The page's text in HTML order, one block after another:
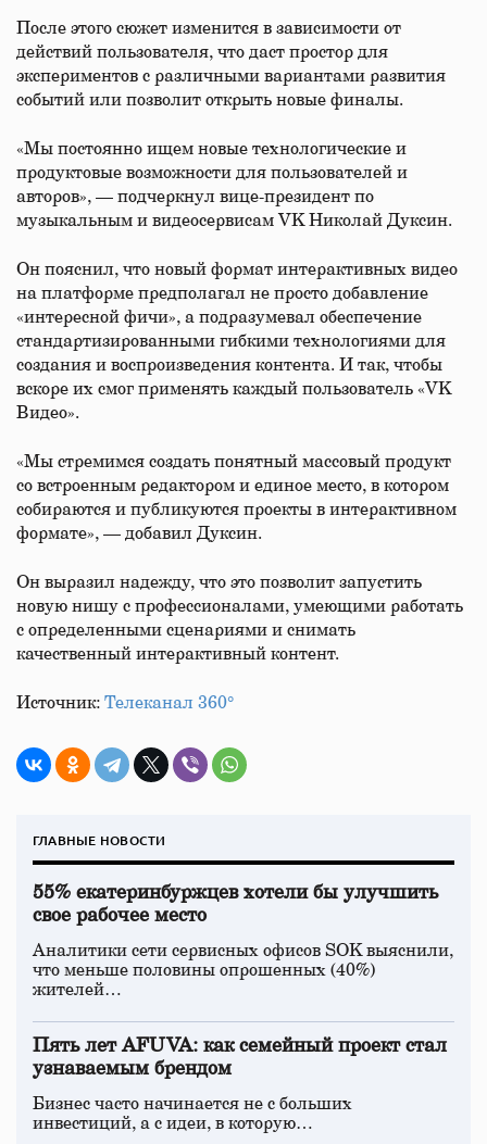
После этого сюжет изменится в зависимости от
действий пользователя, что даст простор для
экспериментов с различными вариантами развития
событий или позволит открыть новые финалы.
«Мы постоянно ищем новые технологические и
продуктовые возможности для пользователей и
авторов», — подчеркнул вице-президент по
музыкальным и видеосервисам VK Николай Дуксин.
Он пояснил, что новый формат интерактивных видео
на платформе предполагал не просто добавление
«интересной фичи», а подразумевал обеспечение
стандартизированными гибкими технологиями для
создания и воспроизведения контента. И так, чтобы
вскоре их смог применять каждый пользователь «VK
Видео».
«Мы стремимся создать понятный массовый продукт
со встроенным редактором и единое место, в котором
собираются и публикуются проекты в интерактивном
формате», — добавил Дуксин.
Он выразил надежду, что это позволит запустить
новую нишу с профессионалами, умеющими работать
с определенными сценариями и снимать
качественный интерактивный контент.
Источник: Телеканал 360°
ГЛАВНЫЕ НОВОСТИ
55% екатеринбуржцев хотели бы улучшить
свое рабочее место
Аналитики сети сервисных офисов SOK выяснили,
что меньше половины опрошенных (40%)
жителей…
Пять лет AFUVA: как семейный проект стал
узнаваемым брендом
Бизнес часто начинается не с больших
инвестиций, а с идеи, в которую…